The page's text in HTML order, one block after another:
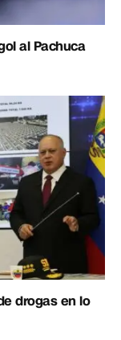
al Pachuca
drogas en lo